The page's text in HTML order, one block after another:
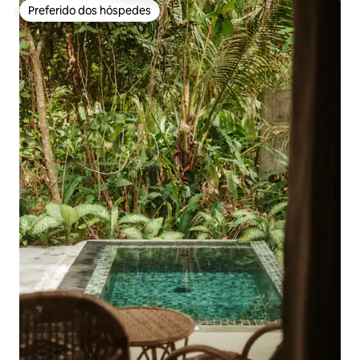
Preferido dos hóspedes
Preferido dos hóspedes